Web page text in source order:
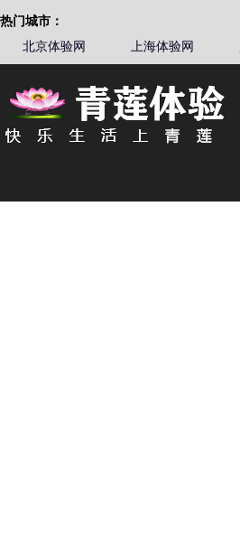
热门城市：
北京体验网
上海体验网